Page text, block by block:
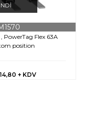
PowerTag Flex 63A
position
+ KDV